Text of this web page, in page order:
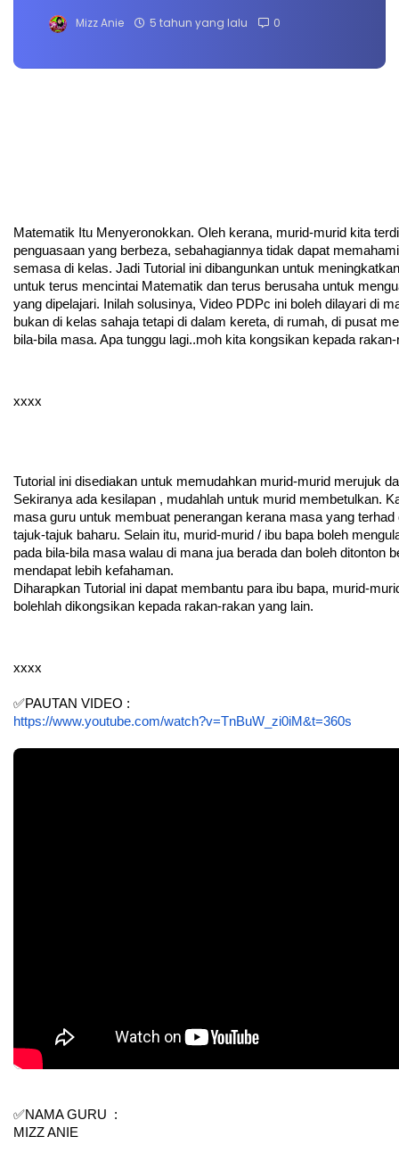
Mizz Anie 5 tahun yang lalu 0
Matematik Itu Menyeronokkan. Oleh kerana, murid-murid kita
penguasaan yang berbeza, sebahagiannya tidak dapat
semasa di kelas. Jadi Tutorial ini dibangunkan untuk
untuk terus mencintai Matematik dan terus berusaha untuk
yang dipelajari. Inilah solusinya, Video PDPc ini boleh dilayari di
bukan di kelas sahaja tetapi di dalam kereta, di rumah, di pusat
bila-bila masa. Apa tunggu lagi..moh kita kongsikan kepada
xxxx
Tutorial ini disediakan untuk memudahkan murid-murid merujuk
Sekiranya ada kesilapan , mudahlah untuk murid membetulkan.
masa guru untuk membuat penerangan kerana masa yang
tajuk-tajuk baharu. Selain itu, murid-murid / ibu bapa boleh
pada bila-bila masa walau di mana jua berada dan boleh ditonton
mendapat lebih kefahaman.
Diharapkan Tutorial ini dapat membantu para ibu bapa, murid-
bolehlah dikongsikan kepada rakan-rakan yang lain.
xxxx
✅PAUTAN VIDEO :
https://www.youtube.com/watch?v=TnBuW_zi0iM&t=360s
✅NAMA GURU  :
MIZZ ANIE